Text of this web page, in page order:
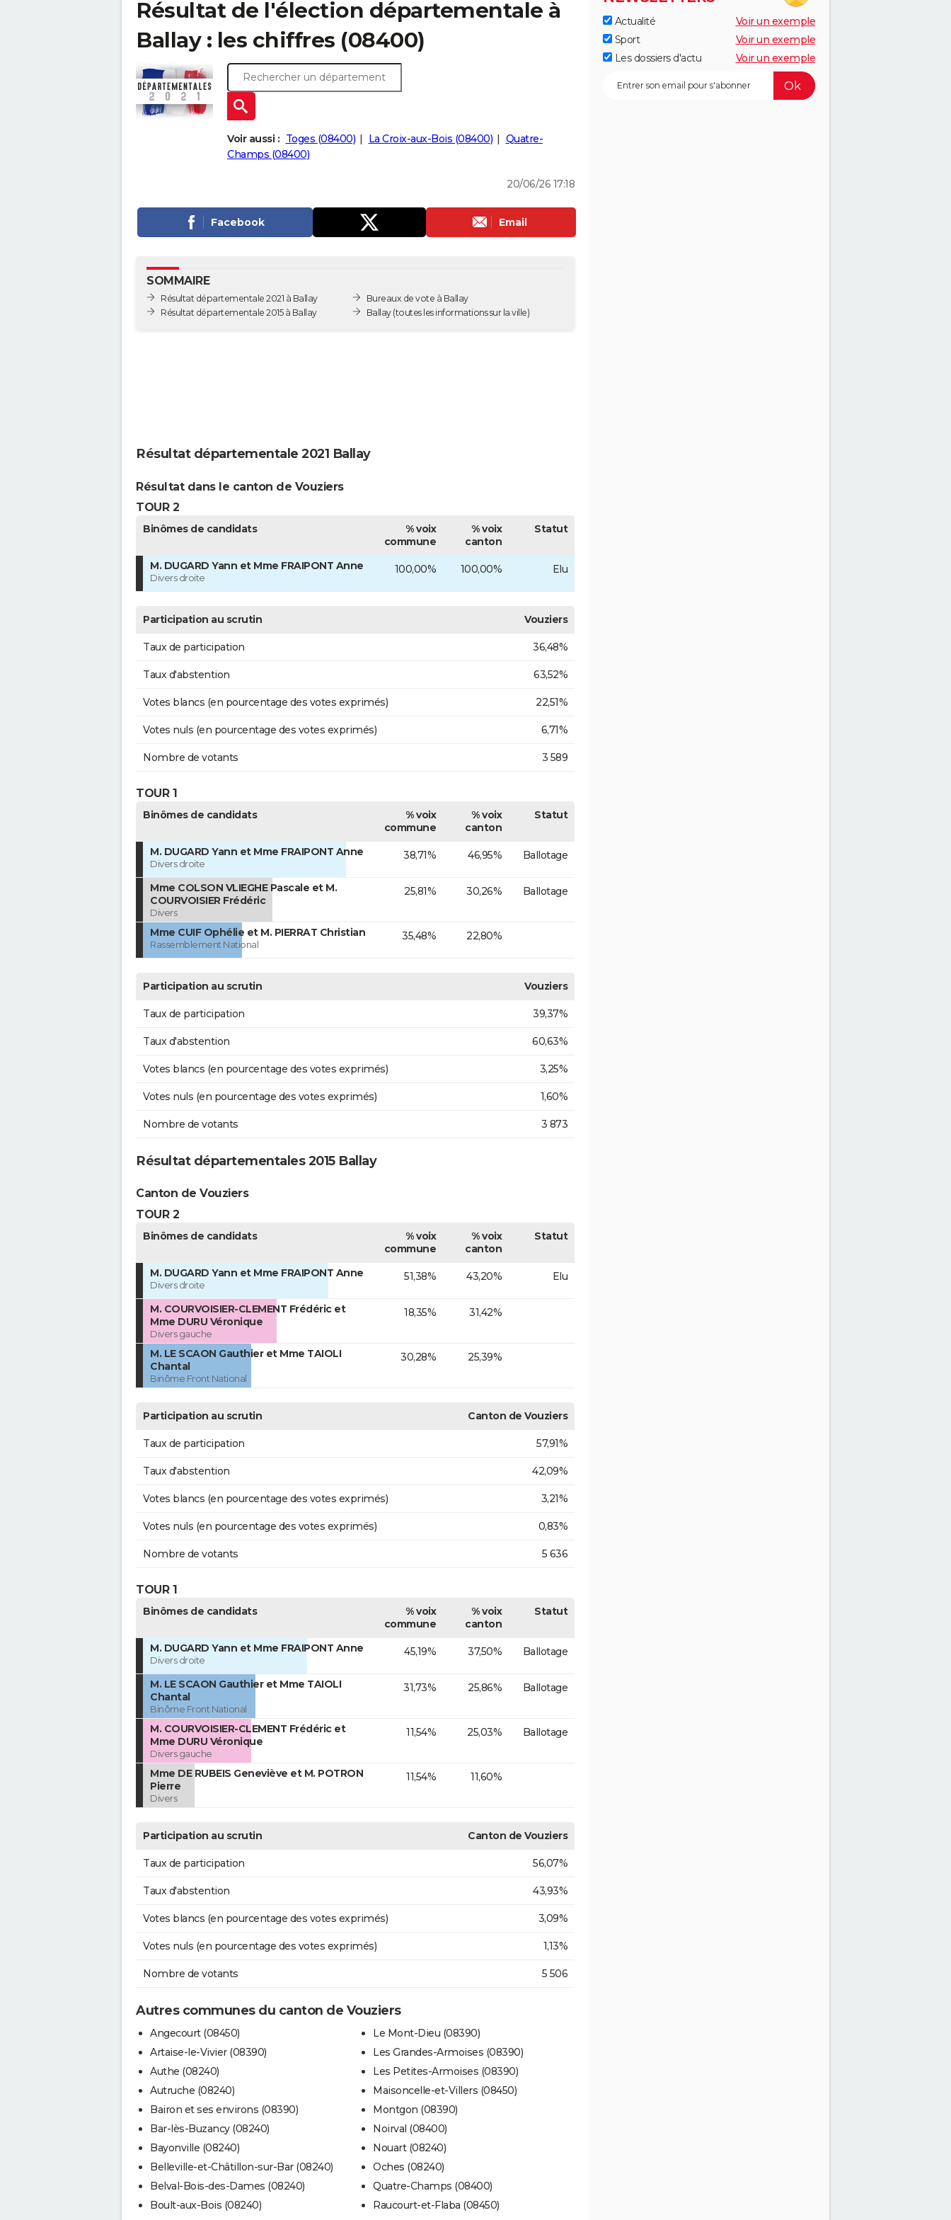
Résultat de l'élection départementale à
Ballay : les chiffres (08400)
Voir aussi : Toges (08400) La Croix-aux-Bois (08400)
Quatre-
Champs (08400)
20/06/26 17:18
Facebook Email
SOMMAIRE
Résultat départementale 2021 à Ballay
Résultat départementale 2015 à Ballay
Bureaux de vote à Ballay
Ballay(toutes les informations sur la ville)
Résultat départementale 2021 Ballay
Résultat dans le canton de Vouziers
TOUR 2
Binômes de candidats
% voix
commune
% voix
canton
Statut
M. DUGARD Yann et Mme FRAIPONT Anne
Divers droite
100,00% 100,00% Elu
Participation au scrutin Vouziers
Taux de participation 36,48%
Taux d'abstention 63,52%
Votes blancs (en pourcentage des votes exprimés) 22,51%
Votes nuls (en pourcentage des votes exprimés) 6,71%
Nombre de votants 3 589
TOUR 1
Binômes de candidats
% voix
commune
% voix
canton
Statut
M. DUGARD Yann et Mme FRAIPONT Anne
Divers droite
38,71% 46,95% Ballotage
Mme COLSON VLIEGHE Pascale et M.
COURVOISIER Frédéric
Divers
25,81% 30,26% Ballotage
Mme CUIF Ophélie et M. PIERRAT Christian
Rassemblement National
35,48% 22,80%
Participation au scrutin Vouziers
Taux de participation 39,37%
Taux d'abstention 60,63%
Votes blancs (en pourcentage des votes exprimés) 3,25%
Votes nuls (en pourcentage des votes exprimés) 1,60%
Nombre de votants 3 873
Résultat départementales 2015 Ballay
Canton de Vouziers
TOUR 2
Binômes de candidats
% voix
commune
% voix
canton
Statut
M. DUGARD Yann et Mme FRAIPONT Anne
Divers droite
51,38% 43,20% Elu
M. COURVOISIER-CLEMENT Frédéric et
Mme DURU Véronique
Divers gauche
18,35% 31,42%
M. LE SCAON Gauthier et Mme TAIOLI
Chantal
Binôme Front National
30,28% 25,39%
Participation au scrutin Canton de Vouziers
Taux de participation 57,91%
Taux d'abstention 42,09%
Votes blancs (en pourcentage des votes exprimés) 3,21%
Votes nuls (en pourcentage des votes exprimés) 0,83%
Nombre de votants 5 636
TOUR 1
Binômes de candidats
% voix
commune
% voix
canton
Statut
M. DUGARD Yann et Mme FRAIPONT Anne
Divers droite
45,19% 37,50% Ballotage
M. LE SCAON Gauthier et Mme TAIOLI
Chantal
Binôme Front National
31,73% 25,86% Ballotage
M. COURVOISIER-CLEMENT Frédéric et
Mme DURU Véronique
Divers gauche
11,54% 25,03% Ballotage
Mme DE RUBEIS Geneviève et M. POTRON
Pierre
Divers
11,54% 11,60%
Participation au scrutin Canton de Vouziers
Taux de participation 56,07%
Taux d'abstention 43,93%
Votes blancs (en pourcentage des votes exprimés) 3,09%
Votes nuls (en pourcentage des votes exprimés) 1,13%
Nombre de votants 5 506
Autres communes du canton de Vouziers
Angecourt (08450)
Artaise-le-Vivier (08390)
Authe (08240)
Autruche (08240)
Bairon et ses environs (08390)
Bar-lès-Buzancy (08240)
Bayonville (08240)
Belleville-et-Châtillon-sur-Bar (08240)
Belval-Bois-des-Dames (08240)
Boult-aux-Bois (08240)
Le Mont-Dieu (08390)
Les Grandes-Armoises (08390)
Les Petites-Armoises (08390)
Maisoncelle-et-Villers (08450)
Montgon (08390)
Noirval (08400)
Nouart (08240)
Oches (08240)
Quatre-Champs (08400)
Raucourt-et-Flaba (08450)
Actualité
Voir un exemple
Sport
Voir un exemple
Les dossiers d'actu
Voir un exemple